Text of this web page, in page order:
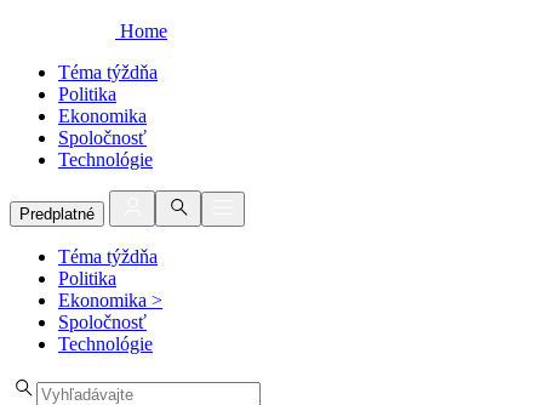
Home
Téma týždňa
Politika
Ekonomika
Spoločnosť
Technológie
Predplatné
Téma týždňa
Politika
Ekonomika >
Spoločnosť
Technológie